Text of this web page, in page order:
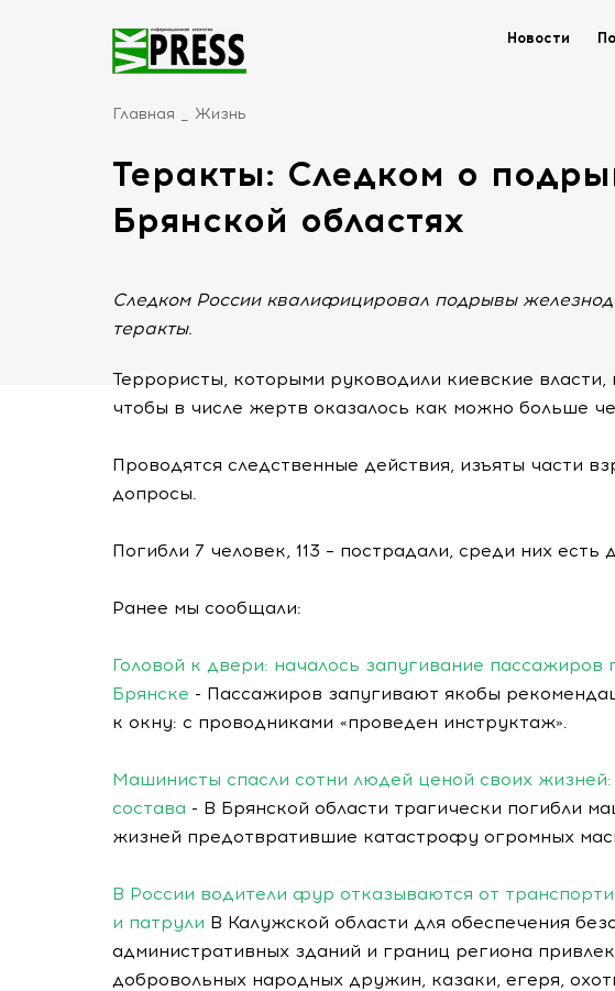
Новости
Главная Жизнь
Теракты: Следком о
Брянской областях
Следком России квалифицировал подрывы
теракты.
Террористы, которыми руководили киевские власти,
чтобы в числе жертв оказалось как можно больше
Проводятся следственные действия, изъяты части
допросы.
Погибли 7 человек, 113 – пострадали, среди них есть
Ранее мы сообщали:
Головой к двери: началось запугивание пассажиров
Брянске - Пассажиров запугивают якобы
к окну: с проводниками «проведен инструктаж».
Машинисты спасли сотни людей ценой своих
состава - В Брянской области трагически погибли
жизней предотвратившие катастрофу огромных
В России водители фур отказываются от
и патрули В Калужской области для обеспечения
административных зданий и границ региона
добровольных народных дружин, казаки, егеря,